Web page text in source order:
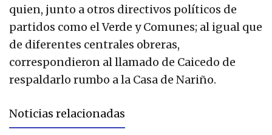
quien, junto a otros directivos políticos de
partidos como el Verde y Comunes; al igual que
de diferentes centrales obreras,
correspondieron al llamado de Caicedo de
respaldarlo rumbo a la Casa de Nariño.
Noticias relacionadas